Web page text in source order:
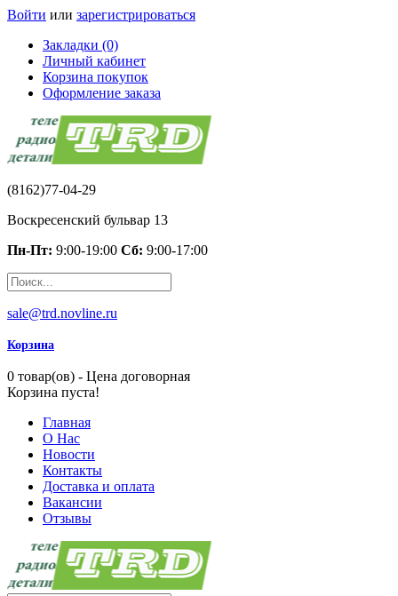
Войти или зарегистрироваться
Закладки (0)
Личный кабинет
Корзина покупок
Оформление заказа
(8162)77-04-29
Воскресенский бульвар 13
Пн-Пт: 9:00-19:00 Сб: 9:00-17:00
sale@trd.novline.ru
Корзина
0 товар(ов) - Цена договорная
Корзина пуста!
Главная
О Нас
Новости
Контакты
Доставка и оплата
Вакансии
Отзывы